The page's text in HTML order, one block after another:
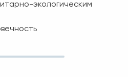
экологическим